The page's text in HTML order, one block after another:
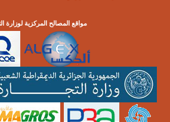
مواقع المصالح المركزية لوزارة التجارة